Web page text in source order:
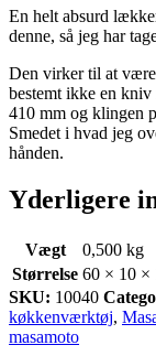
En helt absurd
denne, så jeg har
Den virker til at
bestemt ikke en
410 mm og klingen
Smedet i hvad jeg
hånden.
Yderligere
Vægt
0,500 kg
Størrelse 60 × 10 ×
SKU: 10040
køkkenværktøj,
masamoto